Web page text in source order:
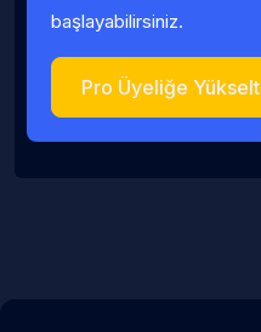
başlayabilirsiniz.
Pro Üyeliğe Yükselt